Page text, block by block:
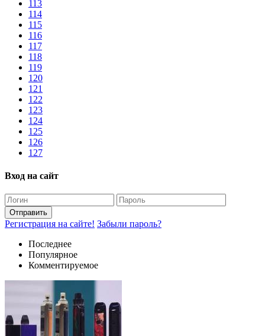
113
114
115
116
117
118
119
120
121
122
123
124
125
126
127
Вход на сайт
Отправить
Регистрация на сайте! Забыли пароль?
Последнее
Популярное
Комментируемое